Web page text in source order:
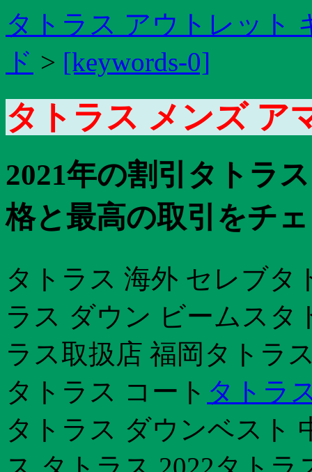
タトラス アウトレット
ド > [keywords-0]
タトラス メンズ ア
2021年の割引タトラ
格と最高の取引をチ
タトラス 海外 セレブタ
ラス ダウン ビームスタ
ラス取扱店 福岡タトラ
タトラス コート タトラ
タトラス ダウンベスト